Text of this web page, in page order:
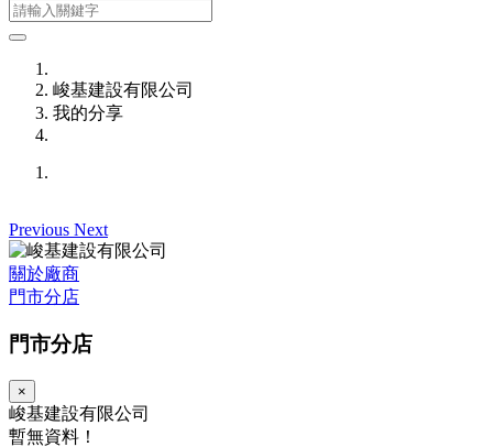
峻基建設有限公司
我的分享
Previous Next
關於廠商
門市分店
門市分店
×
峻基建設有限公司
暫無資料！